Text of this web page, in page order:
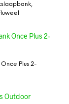
Plus 2-